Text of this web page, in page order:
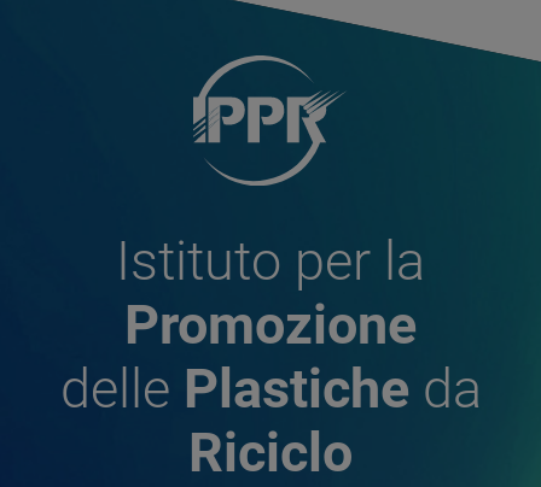
Istituto per la
Promozione
delle Plastiche da
Riciclo